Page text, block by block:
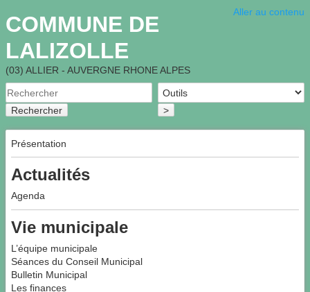
Aller au contenu
COMMUNE DE
LALIZOLLE
(03) ALLIER - AUVERGNE RHONE ALPES
Rechercher >
Présentation
Actualités
Agenda
Vie municipale
L’équipe municipale
Séances du Conseil Municipal
Bulletin Municipal
Les finances